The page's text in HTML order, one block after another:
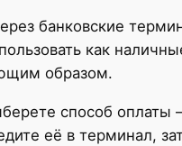
банковские
как
образом.
способ оплаты
её в терминал,